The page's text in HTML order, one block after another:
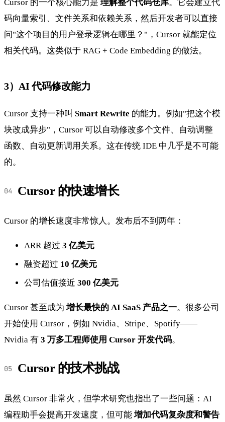
Cursor 的一个核心能力是 理解整个代码仓库。它会建立代
码向量索引、文件关系和依赖关系，然后开发者可以直接
问"这个项目的用户登录逻辑在哪里？"，Cursor 就能定位
相关代码。这类似于 RAG + Code Embedding 的做法。
3）AI 代码修改能力
Cursor 支持一种叫 Smart Rewrite 的能力。例如"把这个模
块改成异步"，Cursor 可以自动修改多个文件、自动调整
函数、自动更新调用关系。这在传统 IDE 中几乎是不可能
的。
Cursor 的快速增长
Cursor 的增长速度非常惊人。发布后不到两年：
ARR 超过 3 亿美元
融资超过 10 亿美元
公司估值接近 300 亿美元
Cursor 甚至成为 增长最快的 AI SaaS 产品之一。很多公司
开始使用 Cursor，例如 Nvidia、Stripe、Spotify——
Nvidia 有 3 万多工程师使用 Cursor 开发代码。
Cursor 的技术挑战
虽然 Cursor 非常火，但学术研究也指出了一些问题：AI
编程助手会提高开发速度，但可能 增加代码复杂度和警告